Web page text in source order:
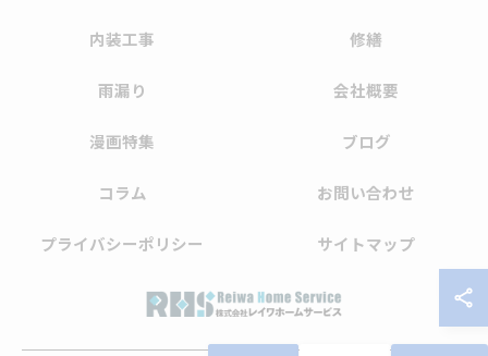
内装工事 修繕
雨漏り 会社概要
漫画特集 ブログ
コラム お問い合わせ
プライバシーポリシー サイトマップ